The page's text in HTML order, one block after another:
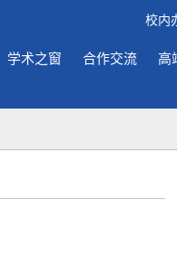
校内
学术之窗 合作交流 高